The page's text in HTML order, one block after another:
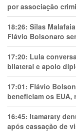
por associação
18:26: Silas
Flávio Bolsonaro
17:20: Lula
bilateral e apoio
17:01: Flávio
beneficiam os
16:45: Itamaraty
após cassação de